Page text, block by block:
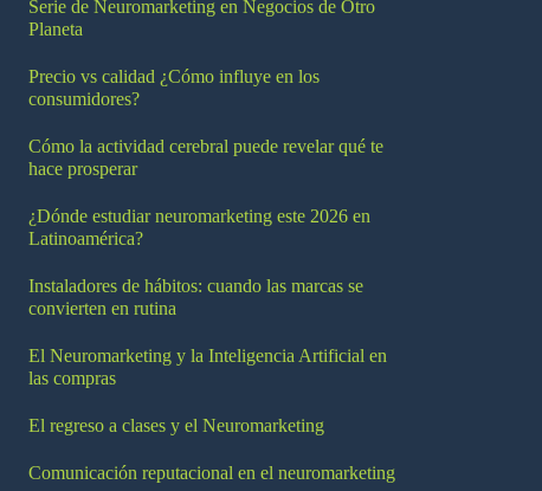
Serie de Neuromarketing en Negocios de Otro
Planeta
Precio vs calidad ¿Cómo influye en los
consumidores?
Cómo la actividad cerebral puede revelar qué te
hace prosperar
¿Dónde estudiar neuromarketing este 2026 en
Latinoamérica?
Instaladores de hábitos: cuando las marcas se
convierten en rutina
El Neuromarketing y la Inteligencia Artificial en
las compras
El regreso a clases y el Neuromarketing
Comunicación reputacional en el neuromarketing